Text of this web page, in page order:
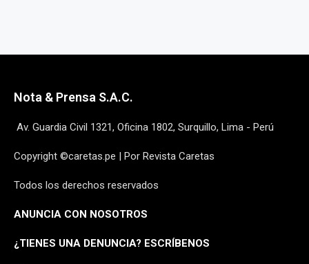
Nota & Prensa S.A.C.
Av. Guardia Civil 1321, Oficina 1802, Surquillo, Lima - Perú
Copyright ©caretas.pe | Por Revista Caretas
Todos los derechos reservados
ANUNCIA CON NOSOTROS
¿TIENES UNA DENUNCIA? ESCRÍBENOS